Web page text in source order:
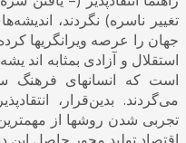
تغییر ناسره) نگردند،
جهان را عرصه ویرانگریها
استقلال و آزادی بمثابه اند
است که انسانهای فرهنگ
می‌گردند. بدین‌قرار،
تجربی شدن روشها از